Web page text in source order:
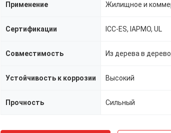
Применение
Сертификации ICC-ES, IAPMO, UL
Совместимость
Устойчивость к коррозии Высокий
Прочность Сильный